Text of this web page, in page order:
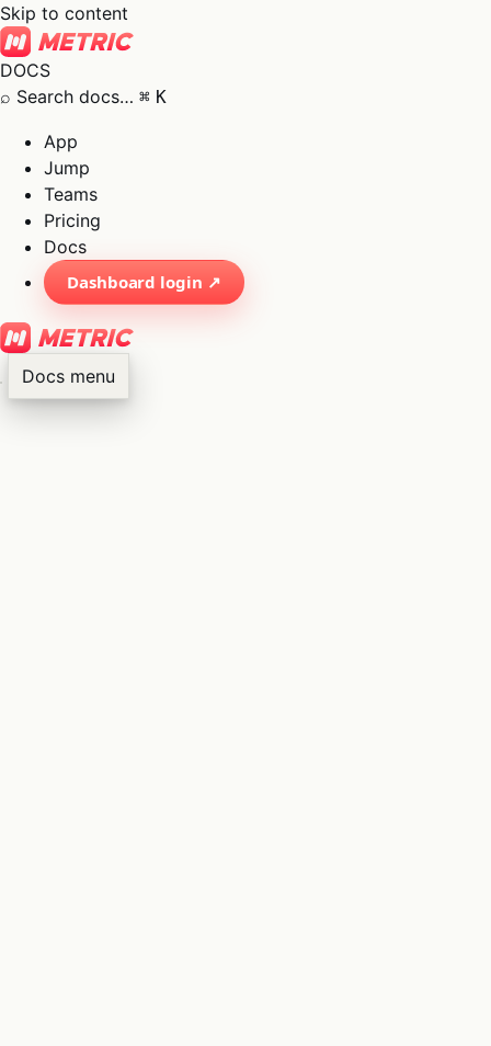
Skip to content
DOCS
⌕ Search docs… ⌘ K
App
Jump
Teams
Pricing
Docs
Dashboard login ↗
Docs menu